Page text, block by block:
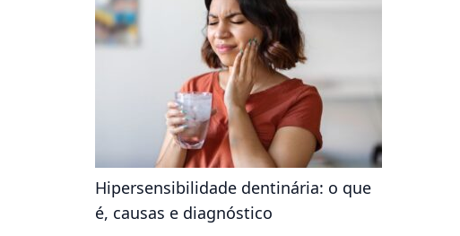
Hipersensibilidade dentinária: o que
é, causas e diagnóstico